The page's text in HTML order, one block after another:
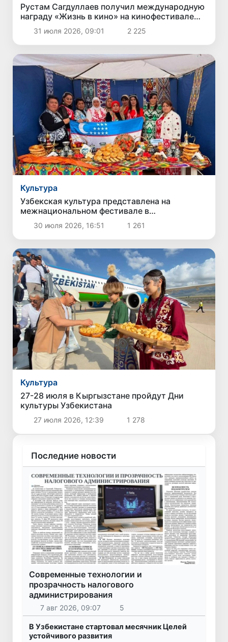
Рустам Сагдуллаев получил международную
награду «Жизнь в кино» на кинофестивале
«Западные ворота»
31 июля 2026, 09:01 2 225
Культура
Узбекская культура представлена на
межнациональном фестивале в
Калининграде
30 июля 2026, 16:51 1 261
Культура
27-28 июля в Кыргызстане пройдут Дни
культуры Узбекистана
27 июля 2026, 12:39 1 278
Последние новости
Современные технологии и
прозрачность налогового
администрирования
7 авг 2026, 09:07 5
В Узбекистане стартовал месячник Целей
устойчивого развития